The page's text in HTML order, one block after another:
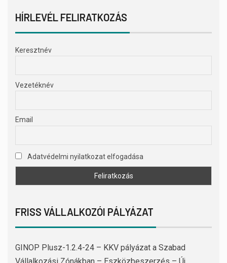
HÍRLEVÉL FELIRATKOZÁS
Keresztnév
Vezetéknév
Email
Adatvédelmi nyilatkozat elfogadása
FRISS VÁLLALKOZÓI PÁLYÁZAT
GINOP Plusz-1.2.4-24 – KKV pályázat a Szabad